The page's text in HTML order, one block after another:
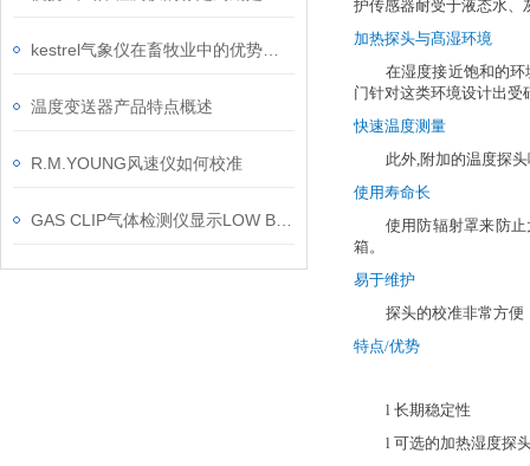
护传感器耐受于液态水、
加热探头与髙湿环境
在湿度接近饱和的
门针对这类环境设计出受
快速温度测量
此外,附加的温度探
使用寿命长
使用防辐射罩来防
箱。
易于维护
探头的校准非常方便
特点/优势
l 长期稳定性
l 可选的加热湿度探
温度变送器产品特点概述
R.M.YOUNG风速仪如何校准